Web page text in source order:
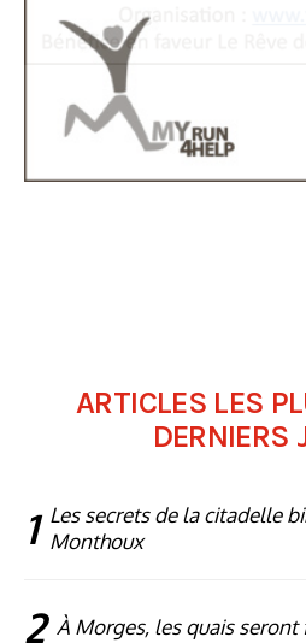
ARTICLES LES
DERNIERS
1 Les secrets de la citadelle
Monthoux
2 À Morges, les quais seront